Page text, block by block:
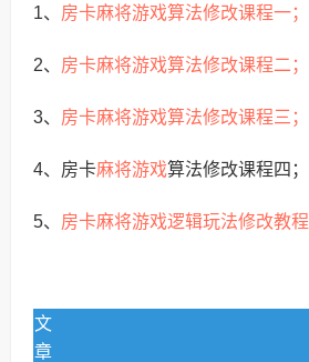
1、 房卡麻将游戏算法修改课程一；
2、 房卡麻将游戏算法修改课程二；
3、 房卡麻将游戏算法修改课程三；
4、房卡麻将游戏算法修改课程四；
5、 房卡麻将游戏逻辑玩法修改教程
文
章